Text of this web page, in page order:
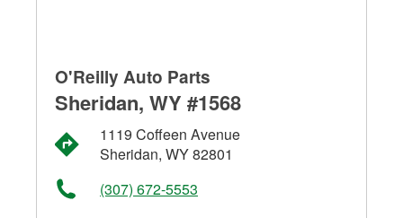
O'Reilly Auto Parts
Sheridan, WY #1568
1119 Coffeen Avenue
Sheridan, WY 82801
(307) 672-5553